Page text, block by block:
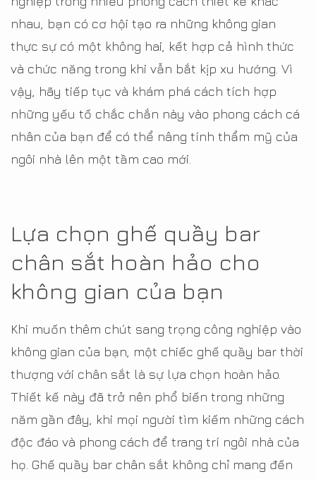
nhau, bạn có cơ hội tạo ra những không gian
thực sự có một không hai, kết hợp cả hình thức
và chức năng trong khi vẫn bắt kịp xu hướng. Vì
vậy, hãy tiếp tục và khám phá cách tích hợp
những yếu tố chắc chắn này vào phong cách cá
nhân của bạn để có thể nâng tính thẩm mỹ của
ngôi nhà lên một tầm cao mới.
Lựa chọn ghế quầy bar
chân sắt hoàn hảo cho
không gian của bạn
Khi muốn thêm chút sang trọng công nghiệp vào
không gian của bạn, một chiếc ghế quầy bar thời
thượng với chân sắt là sự lựa chọn hoàn hảo.
Thiết kế này đã trở nên phổ biến trong những
năm gần đây, khi mọi người tìm kiếm những cách
độc đáo và phong cách để trang trí ngôi nhà của
họ. Ghế quầy bar chân sắt không chỉ mang đến